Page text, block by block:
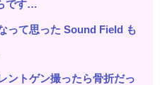
です…
って思った Sound Field も
ントゲン撮ったら骨折だっ